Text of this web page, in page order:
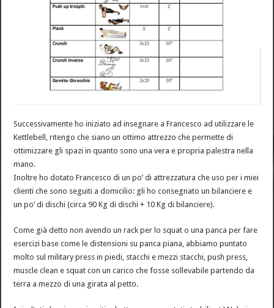
Successivamente ho iniziato ad insegnare a Francesco ad utilizzare le
Kettlebell, ritengo che siano un ottimo attrezzo che permette di
ottimizzare gli spazi in quanto sono una vera e propria palestra nella
mano.
Inoltre ho dotato Francesco di un po’ di attrezzatura che uso per i miei
clienti che sono seguiti a domicilio: gli ho consegnato un bilanciere e
un po’ di dischi (circa 90 Kg di dischi + 10 Kg di bilanciere).
Come già detto non avendo un rack per lo squat o una panca per fare
esercizi base come le distensioni su panca piana, abbiamo puntato
molto sul military press in piedi, stacchi e mezzi stacchi, push press,
muscle clean e squat con un carico che fosse sollevabile partendo da
terra a mezzo di una girata al petto.